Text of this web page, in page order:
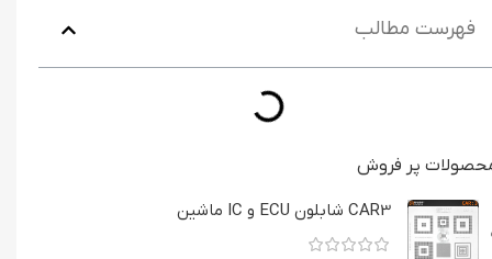
فهرست مطالب
پر فروش
CAR3 شابلون ECU و IC ماشین